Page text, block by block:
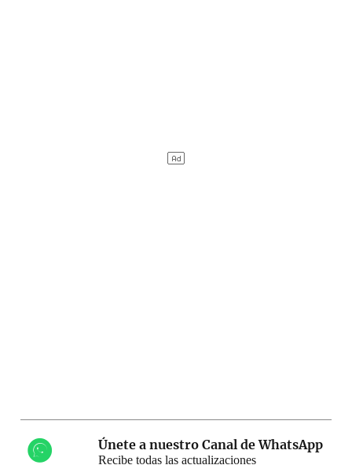
Únete a nuestro Canal de WhatsApp
Recibe todas las actualizaciones